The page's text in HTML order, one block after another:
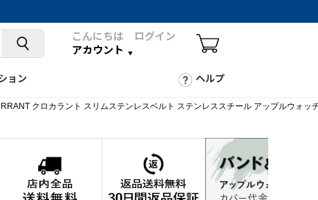
こんにちは ログイン
アカウント
ョン ヘルプ
クロカラント スリムステンレスベルト ステンレススチール アップルウォッ